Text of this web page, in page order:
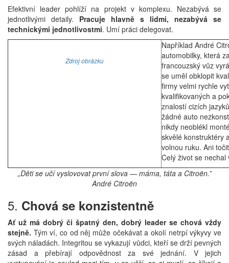
Efektivní leader pohlíží na projekt v komplexu. Nezabývá se
jednotlivými detaily. Pracuje hlavně s lidmi, nezabývá se
technickými jednotlivostmi. Umí práci delegovat.
Zdroj obrázku
Například André
automobilky, která
francouzský vůz
se uměl obklopit
firmy velmi rychle
kvalifikovaných a
znalostí cizích
žádné auto
nikdy neoblékl
skvělé konstruktéry
volnou ruku. Ani
Celý život se nechal
„Děti se učí vyslovovat první slova — máma, táta a Citroën.”
André Citroën
5. Chová se konzistentně
Ať už má dobrý či špatný den, dobrý leader se chová vždy
stejně. Tým ví, co od něj může očekávat a okolí netrpí výkyvy ve
svých náladách. Integritou se vykazují vůdci, kteří se drží pevných
zásad a přebírají odpovědnost za své jednání. V jejich